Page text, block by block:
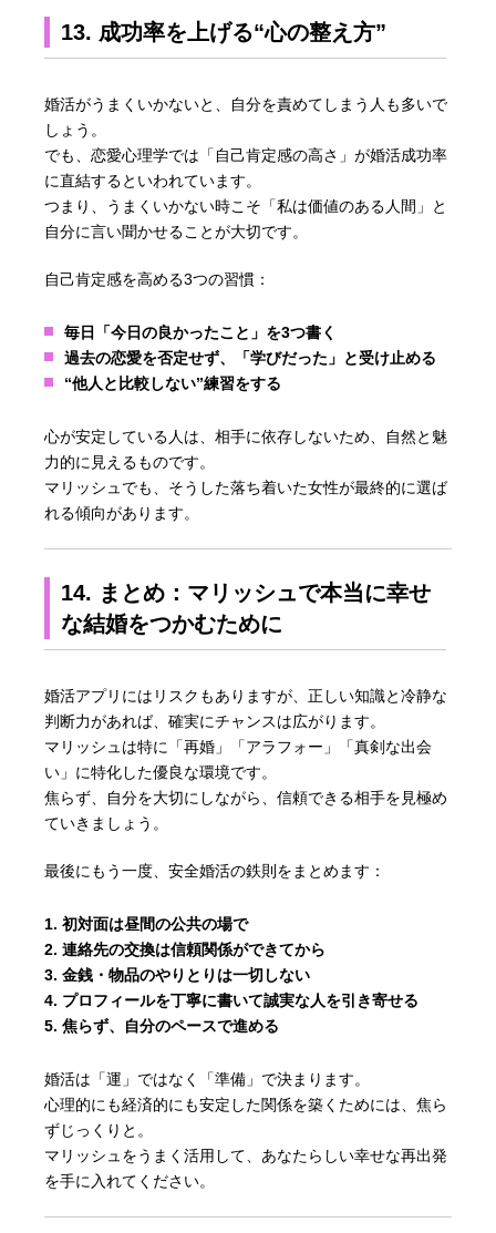
13. 成功率を上げる“心の整え方”
婚活がうまくいかないと、自分を責めてしまう人も多いで
しょう。
でも、恋愛心理学では「自己肯定感の高さ」が婚活成功率
に直結するといわれています。
つまり、うまくいかない時こそ「私は価値のある人間」と
自分に言い聞かせることが大切です。
自己肯定感を高める3つの習慣：
毎日「今日の良かったこと」を3つ書く
過去の恋愛を否定せず、「学びだった」と受け止める
“他人と比較しない”練習をする
心が安定している人は、相手に依存しないため、自然と魅
力的に見えるものです。
マリッシュでも、そうした落ち着いた女性が最終的に選ば
れる傾向があります。
14. まとめ：マリッシュで本当に幸せ
な結婚をつかむために
婚活アプリにはリスクもありますが、正しい知識と冷静な
判断力があれば、確実にチャンスは広がります。
マリッシュは特に「再婚」「アラフォー」「真剣な出会
い」に特化した優良な環境です。
焦らず、自分を大切にしながら、信頼できる相手を見極め
ていきましょう。
最後にもう一度、安全婚活の鉄則をまとめます：
初対面は昼間の公共の場で
連絡先の交換は信頼関係ができてから
金銭・物品のやりとりは一切しない
プロフィールを丁寧に書いて誠実な人を引き寄せる
焦らず、自分のペースで進める
婚活は「運」ではなく「準備」で決まります。
心理的にも経済的にも安定した関係を築くためには、焦ら
ずじっくりと。
マリッシュをうまく活用して、あなたらしい幸せな再出発
を手に入れてください。